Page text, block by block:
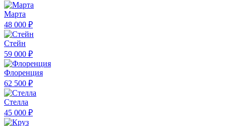
Марта
48 000 ₽
Стейн
59 000 ₽
Флоренция
62 500 ₽
Стелла
45 000 ₽